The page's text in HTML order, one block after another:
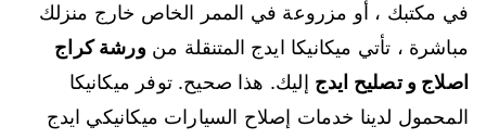
في مكتبك ، أو مزروعة في الممر الخاص خارج منزلك
مباشرة ، تأتي ميكانيكا ايدج المتنقلة من ورشة كراج
اصلاج و تصليح ايدج إليك. هذا صحيح. توفر ميكانيكا
المحمول لدينا خدمات إصلاح السيارات ميكانيكي ايدج